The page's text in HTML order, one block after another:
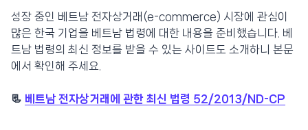
성장 중인 베트남 전자상거래(e-commerce) 시장에 관심이
많은 한국 기업을 베트남 법령에 대한 내용을 준비했습니다. 베
트남 법령의 최신 정보를 받을 수 있는 사이트도 소개하니 본문
에서 확인해 주세요.
📃 베트남 전자상거래에 관한 최신 법령 52/2013/ND-CP